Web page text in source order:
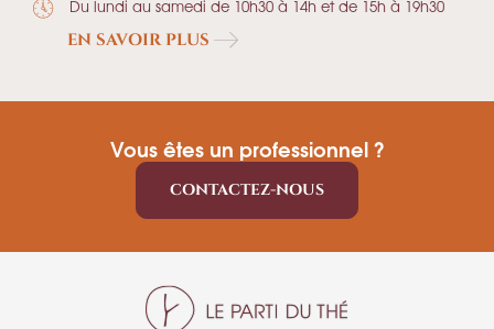
Du lundi au samedi de 10h30 à 14h et de 15h à 19h30
EN SAVOIR PLUS
Vous êtes un professionnel ?
CONTACTEZ-NOUS